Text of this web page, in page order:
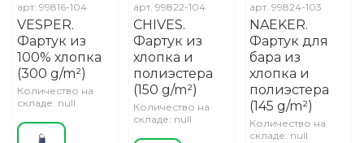
арт. 99816-104
VESPER.
Фартук из
100% хлопка
(300 g/m²)
Количество на
складе: null
арт.99822-104
CHIVES.
Фартук из
хлопка и
полиэстера
(150 g/m²)
Количество на
складе: null
арт.99824-103
NAEKER.
Фартук для
бара из
хлопка и
полиэстера
(145 g/m²)
Количество на
складе: null